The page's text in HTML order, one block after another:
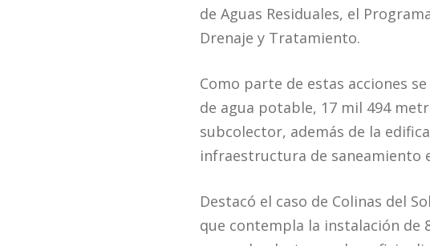
de Aguas Residuales, el
Drenaje y Tratamiento.
Como parte de estas acciones
de agua potable, 17 mil 494
subcolector, además de la
infraestructura de saneamiento
Destacó el caso de Colinas del
que contempla la instalación de